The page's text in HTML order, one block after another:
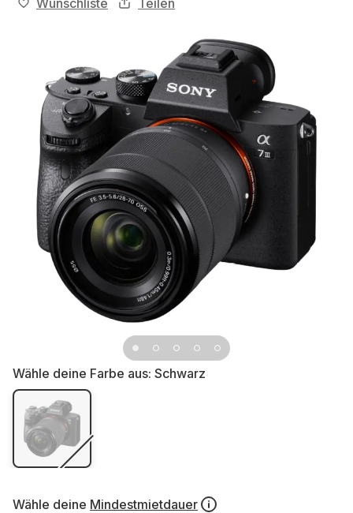
Wunschliste Teilen
Wähle deine Farbe aus: Schwarz
Wähle deine Mindestmietdauer